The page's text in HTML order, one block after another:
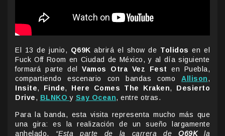
El 13 de junio, Q69K abrirá el show de Tolidos en el
Fuck Off Room en Ciudad de México, y al día siguiente
formará parte del Vamos Otra Vez Fest en Puebla,
compartiendo escenario con bandas como Allison,
Insite, Finde, Here Comes The Kraken, Desierto
Drive, BLNKO y Say Ocean, entre otras.
Para la banda, esta visita representa mucho más que
una gira: es la realización de un sueño largamente
anhelado. “Esta parte de la carrera de Q69Kla